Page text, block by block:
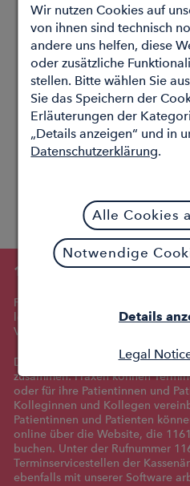
116117 Terminservice
Für den Patientenservice der
leistungsfähige Software für die
Verfügung.
Der 116117 Terminservice bringt
zusammen: Praxen können
oder für ihre Patientinnen und
Kolleginnen und Kollegen
Patientinnen und Patienten
online über die Website, die
buchen. Unter der Rufnummer
Terminservicestellen der
ebenfalls mit unserer Software
Wir nutzen Cookies auf
von ihnen sind technisch
andere uns helfen, diese
oder zusätzliche
stellen. Bitte wählen Sie
Sie das Speichern der
Erläuterungen der
„Details anzeigen“ und in
Datenschutzerklärung.
Alle Cookies
Notwendige
Details
Legal